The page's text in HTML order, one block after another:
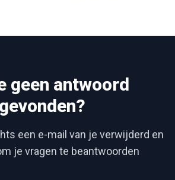
geen antwoord
gevonden?
een e-mail van je verwijderd en
je vragen te beantwoorden